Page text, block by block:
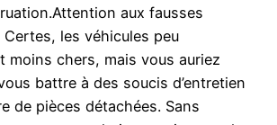
aux fausses
les véhicules peu
moins chers, mais vous auriez
battre à des soucis d’entretien
de pièces détachées. Sans